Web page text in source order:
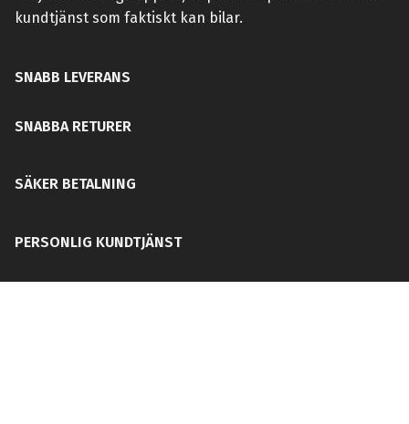
kundtjänst som faktiskt kan bilar.
SNABB LEVERANS
SNABBA RETURER
SÄKER BETALNING
PERSONLIG KUNDTJÄNST